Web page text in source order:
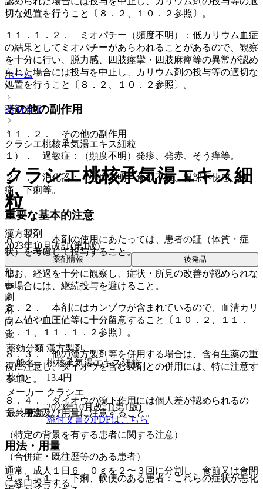
切な処置を行うこと〔８．２、１０．２参照〕。
１１．１．２． ミオパチー（頻度不明）：低カリウム血症
の結果としてミオパチーがあらわれることがあるので、観察
を十分に行い、脱力感、四肢痙攣・四肢麻痺等の異常が認め
られた場合には投与を中止し、カリウム剤の投与等の適切な
処置を行うこと〔８．２、１０．２参照〕。
その他の副作用
１１．２． その他の副作用
１）． 過敏症：（頻度不明）発疹、発赤、そう痒等。
２）． 消化器：（頻度不明）食欲不振、胃部不快感、腹
痛、下痢等。
重要な基本的注意
８．１． 本剤の使用にあたっては、患者の証（体質・症
状）を考慮して投与すること。
なお、経過を十分に観察し、症状・所見の改善が認められな
い場合には、継続投与を避けること。
８．２． 本剤にはカンゾウが含まれているので、血清カリ
ウム値や血圧値等に十分留意すること〔１０．２、１１．
１．１、１１．１．２参照〕。
８．３． 他の漢方製剤等を併用する場合は、含有生薬の重
複に注意し、ダイオウを含む製剤との併用には、特に注意す
ること。
８．４． ダイオウの瀉下作用には個人差が認められるの
で、用法及び用量に注意すること。
（特定の背景を有する患者に関する注意）
（合併症・既往歴等のある患者）
９．１．１． 下痢、軟便のある患者：これらの症状が悪化
ホーム
薬剤情報
クラシエ桃核承気湯エキス細粒
クラシエ桃核承気湯エキス細
粒
漢方製剤
2023年10月改訂(第1版)
薬剤情報 後発品
他
毒
劇
麻
向
覚
薬効分類 漢方製剤
一般名
桃核承気湯エキス細粒
薬価
13.4円
メーカー クラシエ
最終更新
2023年10月改訂(第1版)
添付文書のPDFはこちら
用法・用量
通常、成人１日６．０ｇを２〜３回に分割し、食前又は食間
に経口投与する。